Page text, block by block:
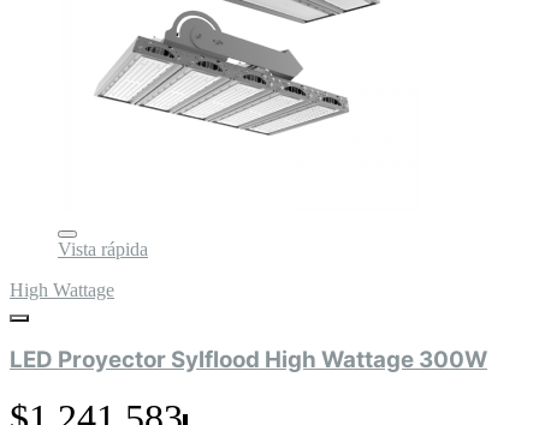
Vista rápida
High Wattage
LED Proyector Sylflood High Wattage 300W